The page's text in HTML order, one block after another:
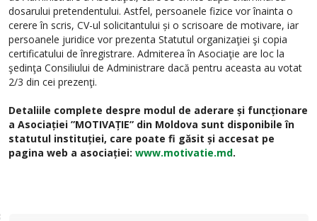
dosarului pretendentului. Astfel, persoanele fizice vor înainta o
cerere în scris, CV-ul solicitantului și o scrisoare de motivare, iar
persoanele juridice vor prezenta Statutul organizaţiei şi copia
certificatului de înregistrare. Admiterea în Asociaţie are loc la
şedinţa Consiliului de Administrare dacă pentru aceasta au votat
2/3 din cei prezenţi.
Detaliile complete despre modul de aderare și funcționare
a Asociației ”MOTIVAȚIE” din Moldova sunt disponibile în
statutul instituției, care poate fi găsit și accesat pe
pagina web a asociației: www.motivatie.md.